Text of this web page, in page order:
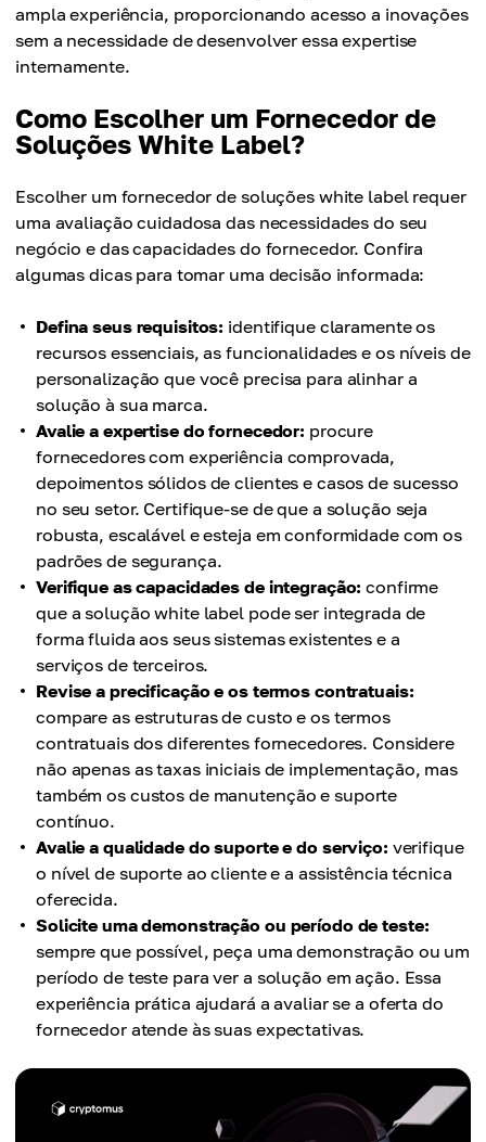
ampla experiência, proporcionando acesso a inovações
sem a necessidade de desenvolver essa expertise
internamente.
Como Escolher um Fornecedor de
Soluções White Label?
Escolher um fornecedor de soluções white label requer
uma avaliação cuidadosa das necessidades do seu
negócio e das capacidades do fornecedor. Confira
algumas dicas para tomar uma decisão informada:
Defina seus requisitos: identifique claramente os
recursos essenciais, as funcionalidades e os níveis de
personalização que você precisa para alinhar a
solução à sua marca.
Avalie a expertise do fornecedor: procure
fornecedores com experiência comprovada,
depoimentos sólidos de clientes e casos de sucesso
no seu setor. Certifique-se de que a solução seja
robusta, escalável e esteja em conformidade com os
padrões de segurança.
Verifique as capacidades de integração: confirme
que a solução white label pode ser integrada de
forma fluida aos seus sistemas existentes e a
serviços de terceiros.
Revise a precificação e os termos contratuais:
compare as estruturas de custo e os termos
contratuais dos diferentes fornecedores. Considere
não apenas as taxas iniciais de implementação, mas
também os custos de manutenção e suporte
contínuo.
Avalie a qualidade do suporte e do serviço: verifique
o nível de suporte ao cliente e a assistência técnica
oferecida.
Solicite uma demonstração ou período de teste:
sempre que possível, peça uma demonstração ou um
período de teste para ver a solução em ação. Essa
experiência prática ajudará a avaliar se a oferta do
fornecedor atende às suas expectativas.